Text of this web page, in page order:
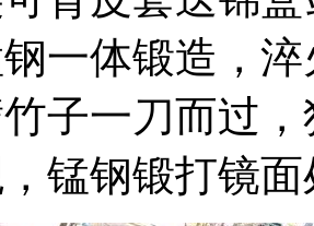
一体锻造，
子一刀而过
锰钢锻打镜面